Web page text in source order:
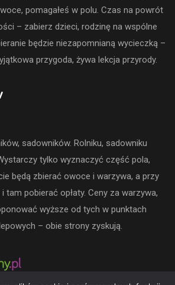
pomagałeś w polu. Czas na powrót
– zabierz dzieci, rodzinę na wspólne
będzie niezapomnianą wycieczką –
przygoda, żywa lekcja przyrody.
sadowników. Rolniku, sadowniku
tylko wyznaczyć część pola,
będą zbierać owoce i warzywa, a przy
tam pobierać opłaty. Ceny za warzywa,
wyższe od tych w punktach
– obie strony zyskują.